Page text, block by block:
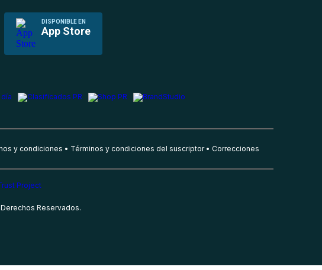
DISPONIBLE EN
App Store
y condiciones Términos y condiciones del suscriptor Correcciones
Reservados.